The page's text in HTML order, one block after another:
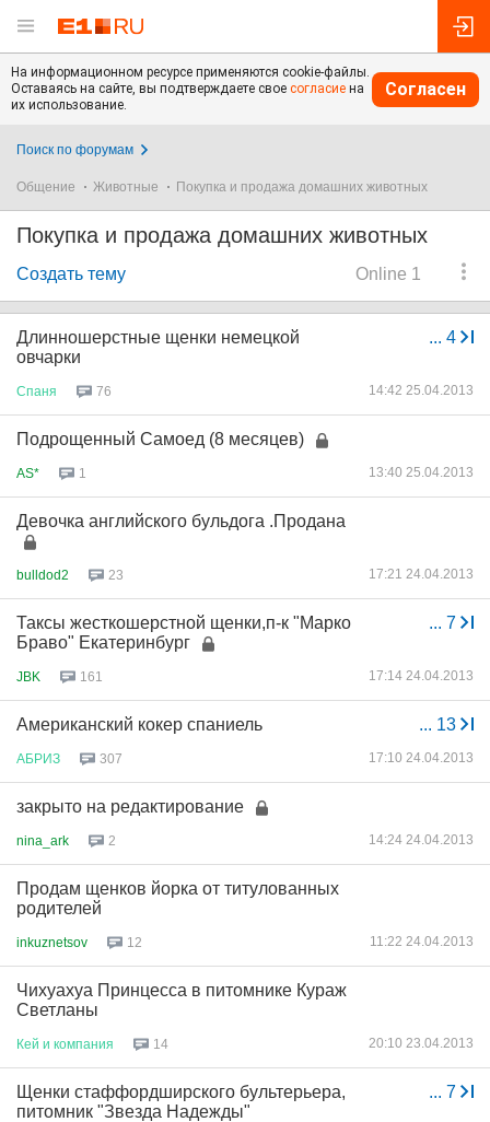
На информационном ресурсе применяются cookie-файлы.
Оставаясь на сайте, вы подтверждаете свое согласие на
их использование.
Согласен
Поиск по форумам
Общение Животные Покупка и продажа домашних животных
Покупка и продажа домашних животных
Online 1
Создать тему
... 4
Длинношерстные щенки немецкой
овчарки
Спаня 76 14:42 25.04.2013
Подрощенный Самоед (8 месяцев)
AS* 1 13:40 25.04.2013
Девочка английского бульдога .Продана
bulldod2 23 17:21 24.04.2013
... 7
Таксы жесткошерстной щенки,п-к "Марко
Браво" Екатеринбург
JBK 161 17:14 24.04.2013
... 13
Американский кокер спаниель
АБРИЗ 307 17:10 24.04.2013
закрыто на редактирование
nina_ark 2 14:24 24.04.2013
Продам щенков йорка от титулованных
родителей
inkuznetsov 12 11:22 24.04.2013
Чихуахуа Принцесса в питомнике Кураж
Светланы
Кей и компания 14 20:10 23.04.2013
... 7
Щенки стаффордширского бультерьера,
питомник "Звезда Надежды"